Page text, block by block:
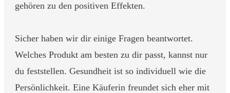
gehören zu den positiven Effekten.
Sicher haben wir dir einige Fragen beantwortet.
Welches Produkt am besten zu dir passt, kannst nur
du feststellen. Gesundheit ist so individuell wie die
Persönlichkeit. Eine Käuferin freundet sich eher mit